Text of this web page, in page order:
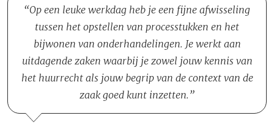
Op een leuke werkdag heb je een fijne afwisseling
tussen het opstellen van processtukken en het
bijwonen van onderhandelingen. Je werkt aan
uitdagende zaken waarbij je zowel jouw kennis van
het huurrecht als jouw begrip van de context van de
zaak goed kunt inzetten.